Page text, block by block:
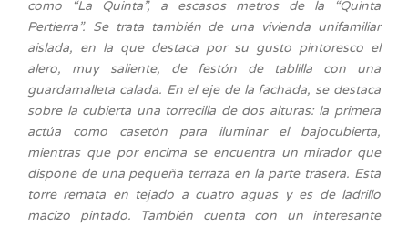
como “La Quinta”, a escasos metros de la “Quinta
Pertierra”. Se trata también de una vivienda unifamiliar
aislada, en la que destaca por su gusto pintoresco el
alero, muy saliente, de festón de tablilla con una
guardamalleta calada. En el eje de la fachada, se destaca
sobre la cubierta una torrecilla de dos alturas: la primera
actúa como casetón para iluminar el bajocubierta,
mientras que por encima se encuentra un mirador que
dispone de una pequeña terraza en la parte trasera. Esta
torre remata en tejado a cuatro aguas y es de ladrillo
macizo pintado. También cuenta con un interesante